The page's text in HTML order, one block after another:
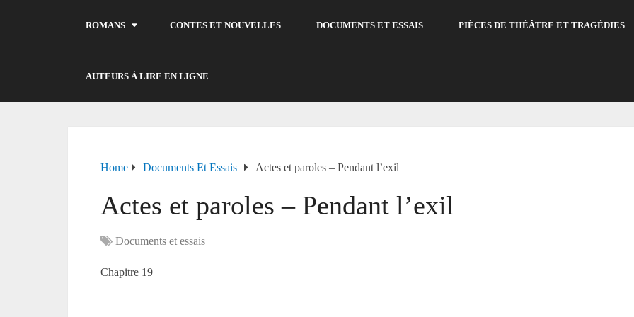
ROMANS CONTES ET NOUVELLES DOCUMENTS ET ESSAIS PIÈCES DE THÉÂTRE ET TRAGÉDIES
AUTEURS À LIRE EN LIGNE
Home Documents Et Essais Actes et paroles – Pendant l’exil
Actes et paroles – Pendant l’exil
Documents et essais
Chapitre 19